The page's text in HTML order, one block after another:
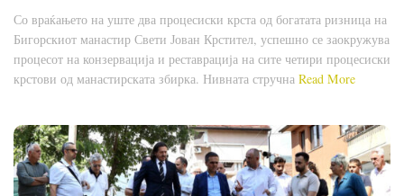
Со враќањето на уште два процесиски крста од богатата ризница на
Бигорскиот манастир Свети Јован Крстител, успешно се заокружува
процесот на конзервација и реставрација на сите четири процесиски
крстови од манастирската збирка. Нивната стручна Read More